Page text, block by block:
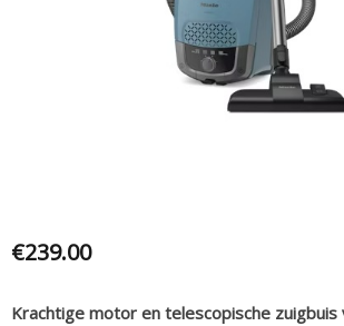
€239.00
Krachtige motor en telescopische